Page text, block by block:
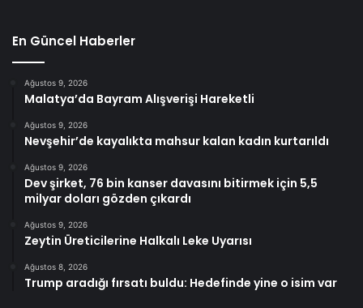
En Güncel Haberler
Ağustos 9, 2026
Malatya’da Bayram Alışverişi Hareketli
Ağustos 9, 2026
Nevşehir’de kayalıkta mahsur kalan kadın kurtarıldı
Ağustos 9, 2026
Dev şirket, 76 bin kanser davasını bitirmek için 5,5
milyar doları gözden çıkardı
Ağustos 9, 2026
Zeytin Üreticilerine Halkalı Leke Uyarısı
Ağustos 8, 2026
Trump aradığı fırsatı buldu: Hedefinde yine o isim var